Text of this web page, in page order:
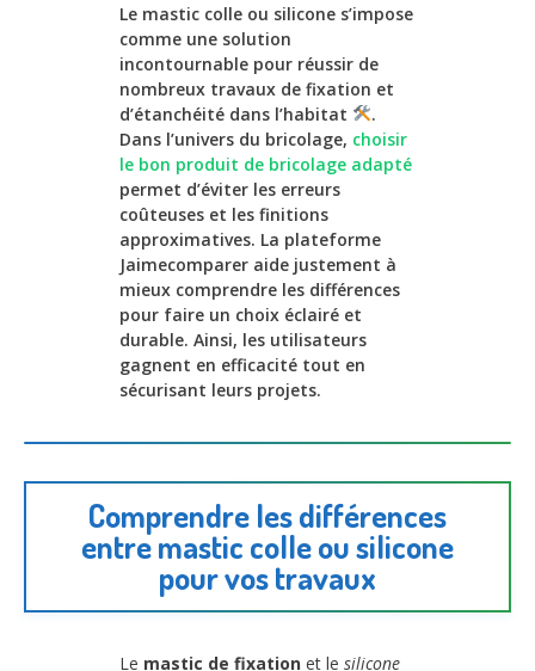
Le mastic colle ou silicone s’impose
comme une solution
incontournable pour réussir de
nombreux travaux de fixation et
d’étanchéité dans l’habitat
.
Dans l’univers du bricolage, choisir
le bon produit de bricolage adapté
permet d’éviter les erreurs
coûteuses et les finitions
approximatives. La plateforme
Jaimecomparer aide justement à
mieux comprendre les différences
pour faire un choix éclairé et
durable. Ainsi, les utilisateurs
gagnent en efficacité tout en
sécurisant leurs projets.
Comprendre les différences
entre mastic colle ou silicone
pour vos travaux
Le mastic de fixation et le silicone